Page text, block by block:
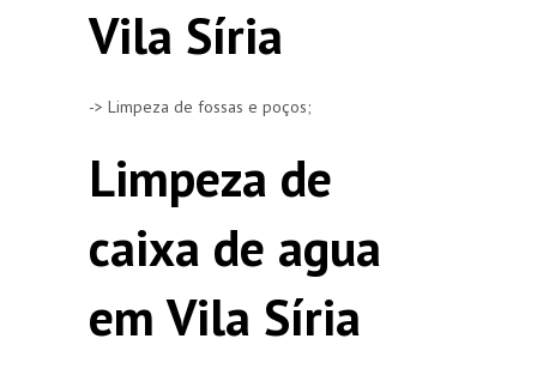
Vila Síria
-> Limpeza de fossas e poços;
Limpeza de
caixa de agua
em Vila Síria